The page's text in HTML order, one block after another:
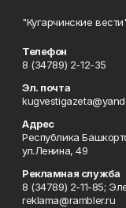
"Кугарчинские
Телефон
8 (34789) 2-12-35
Эл. почта
Адрес
Республика
ул.Ленина, 49
Рекламная служба
8 (34789) 2-11-85;
reklama@rambler.ru